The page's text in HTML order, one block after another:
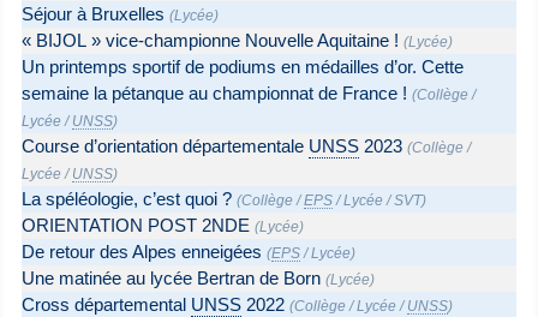
Séjour à Bruxelles (Lycée)
« BIJOL » vice-championne Nouvelle Aquitaine ! (Lycée)
Un printemps sportif de podiums en médailles d’or. Cette
semaine la pétanque au championnat de France ! (Collège /
Lycée / UNSS)
Course d’orientation départementale UNSS 2023 (Collège /
Lycée / UNSS)
La spéléologie, c’est quoi ? (Collège /EPS /Lycée /SVT)
ORIENTATION POST 2NDE (Lycée)
De retour des Alpes enneigées (EPS /Lycée)
Une matinée au lycée Bertran de Born (Lycée)
Cross départemental UNSS 2022 (Collège /Lycée / UNSS)